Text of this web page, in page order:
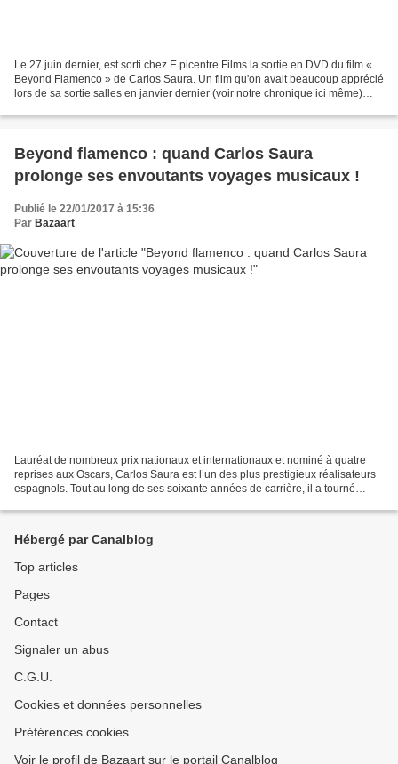
Le 27 juin dernier, est sorti chez E picentre Films la sortie en DVD du film «
Beyond Flamenco » de Carlos Saura. Un film qu'on avait beaucoup apprécié
lors de sa sortie salles en janvier dernier (voir notre chronique ici même)
Beyond flamenco : quand Carlos Saura
prolonge ses envoutants voyages musicaux !
Publié le 22/01/2017 à 15:36
Par Bazaart
Lauréat de nombreux prix nationaux et internationaux et nominé à quatre
reprises aux Oscars, Carlos Saura est l’un des plus prestigieux réalisateurs
espagnols. Tout au long de ses soixante années de carrière, il a tourné
Hébergé par Canalblog
Top articles
Pages
Contact
Signaler un abus
C.G.U.
Cookies et données personnelles
Préférences cookies
Voir le profil de Bazaart sur le portail Canalblog